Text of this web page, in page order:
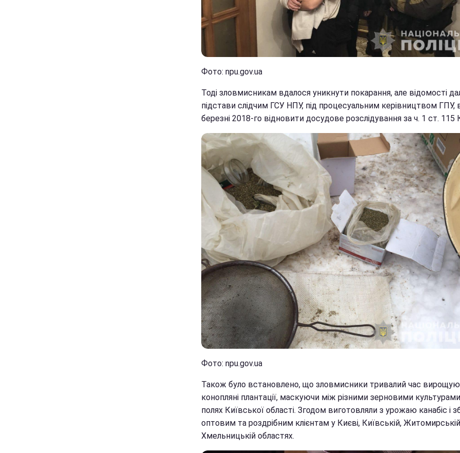
Фото: npu.gov.ua
Тоді зловмисникам вдалося уникнути покарання, але відомості
підстави слідчим ГСУ НПУ, під процесуальним керівництвом ГПУ,
березні 2018-го відновити досудове розслідування за ч. 1 ст. 115
Фото: npu.gov.ua
Також було встановлено, що зловмисники тривалий час
конопляні плантації, маскуючи між різними зерновими
полях Київської області. Згодом виготовляли з урожаю канабіс і
оптовим та роздрібним клієнтам у Києві, Київській,
Хмельницькій областях.